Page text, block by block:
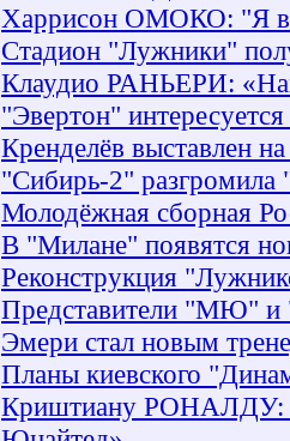
Харрисон ОМОКО: "Я в
Стадион "Лужники"
Клаудио РАНЬЕРИ:
"Эвертон"
Кренделёв выставлен
"Сибирь-2"
Молодёжная сборная
В "Милане" появятся
Реконструкция
Представители "МЮ" и
Эмери стал новым
Планы киевского
Криштиану РОНАЛДУ: